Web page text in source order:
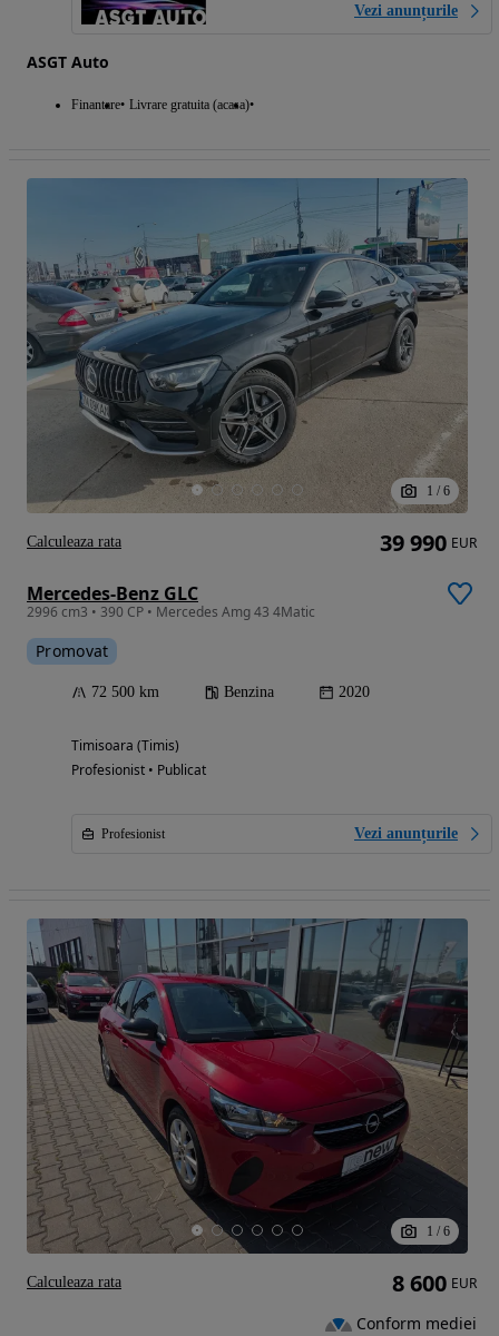
Vezi anunțurile
ASGT Auto
Finantare Livrare gratuita (acasa)
1 / 6
Mercedes-Benz GLC
2996 cm3 • 390 CP • Mercedes Amg 43 4Matic
Promovat
72 500 km Benzina 2020
Timisoara (Timis)
Profesionist • Publicat
Profesionist Vezi anunțurile
39 990 EUR
Calculeaza rata
1 / 6
8 600 EUR
Conform mediei
Calculeaza rata